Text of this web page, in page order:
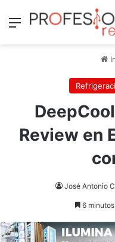
Menú
Review en
José Antonio
6